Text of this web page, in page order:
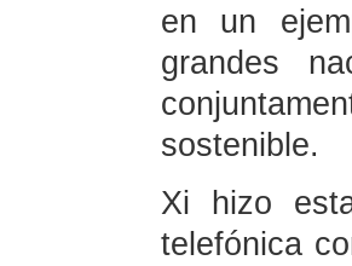
en un
grandes
sostenible.
Xi hizo
telefónica